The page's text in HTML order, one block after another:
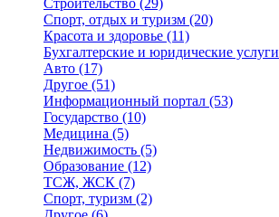
Строительство (29)
Спорт, отдых и туризм (20)
Красота и здоровье (11)
Бухгалтерские и юридические услуги
Авто (17)
Другое (51)
Информационный портал (53)
Государство (10)
Медицина (5)
Недвижимость (5)
Образование (12)
ТСЖ, ЖСК (7)
Спорт, туризм (2)